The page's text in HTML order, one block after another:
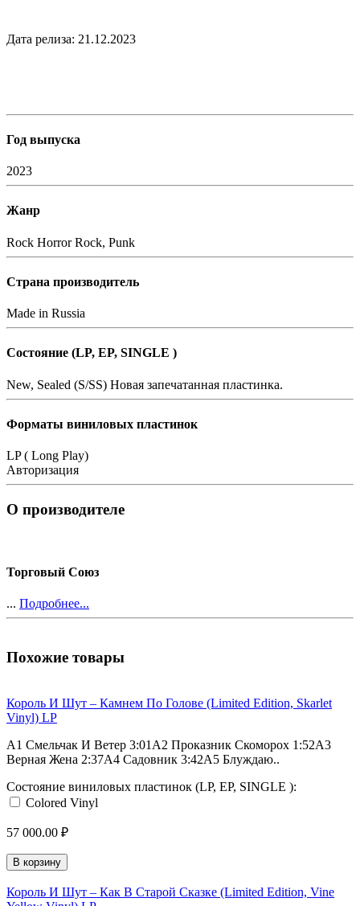
Дата рeлизa: 21.12.2023
Год выпуска
2023
Жанр
Rock Horror Rock, Punk
Страна производитель
Made in Russia
Состояние (LP, EP, SINGLE )
New, Sealed (S/SS) Новая запечатанная пластинка.
Форматы виниловых пластинок
LP ( Long Play)
Авторизация
О производителе
Торговый Союз
... Подробнее...
Похожие товары
Король И Шут ‎– Камнем По Голове (Limited Edition, Skarlet
Vinyl) LP
А1 Смельчак И Ветер 3:01А2 Проказник Скоморох 1:52А3
Верная Жена 2:37А4 Садовник 3:42А5 Блуждаю..
Состояние виниловых пластинок (LP, EP, SINGLE ):
Colored Vinyl
57 000.00 ₽
В корзину
Король И Шут ‎– Как В Старой Сказке (Limited Edition, Vine